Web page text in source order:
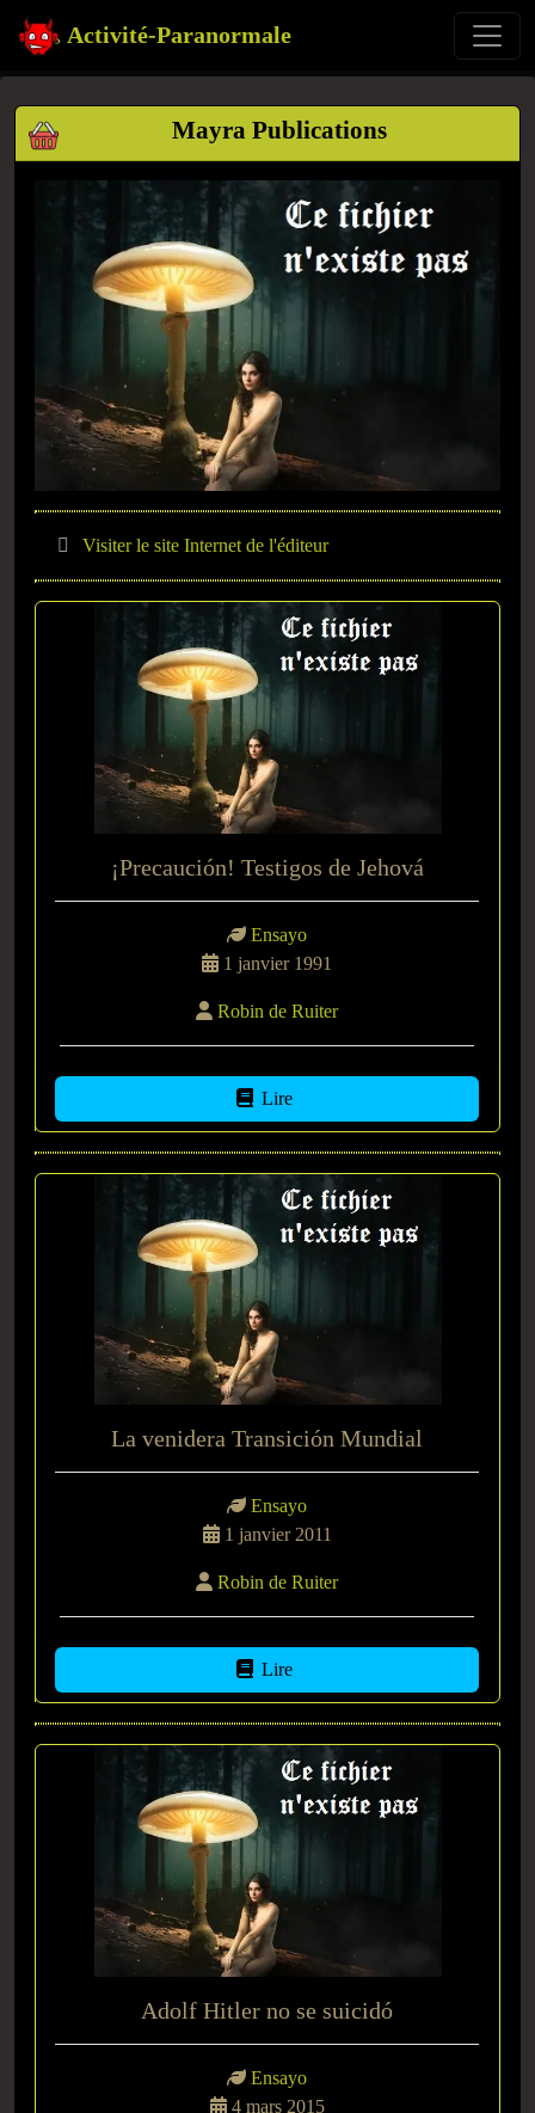
Activité-Paranormale
Mayra Publications
Visiter le site Internet de l'éditeur
¡Precaución! Testigos de Jehová
Ensayo
1 janvier 1991
Robin de Ruiter
Lire
La venidera Transición Mundial
Ensayo
1 janvier 2011
Robin de Ruiter
Lire
Adolf Hitler no se suicidó
Ensayo
4 mars 2015